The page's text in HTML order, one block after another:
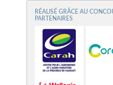
RÉALISÉ GRÂCE AU
PARTENAIRES